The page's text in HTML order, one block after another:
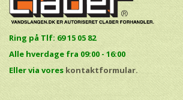
Ring på Tlf: 69 15 05 82
Alle hverdage fra 09:00 - 16:00
Eller via vores kontaktformular.